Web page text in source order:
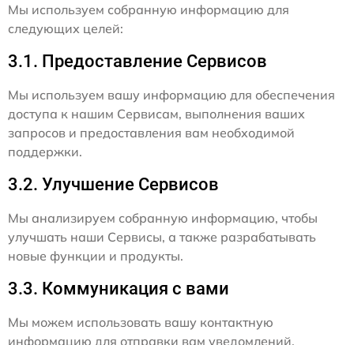
Мы используем собранную информацию для
следующих целей:
3.1. Предоставление Сервисов
Мы используем вашу информацию для обеспечения
доступа к нашим Сервисам, выполнения ваших
запросов и предоставления вам необходимой
поддержки.
3.2. Улучшение Сервисов
Мы анализируем собранную информацию, чтобы
улучшать наши Сервисы, а также разрабатывать
новые функции и продукты.
3.3. Коммуникация с вами
Мы можем использовать вашу контактную
информацию для отправки вам уведомлений,